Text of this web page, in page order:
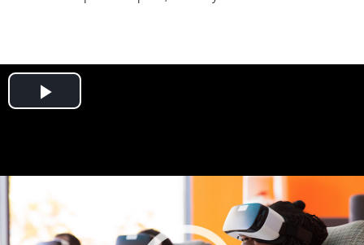
Play